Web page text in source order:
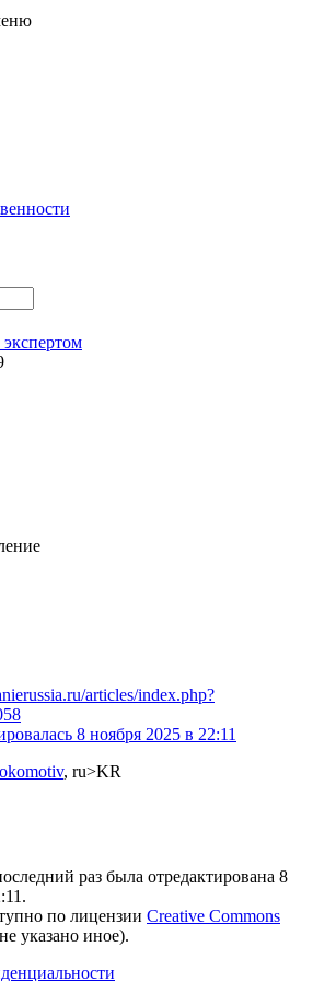
экспертом
articles/index.php?
8 ноября 2025 в 22:11
, ru>KR
раз была отредактирована 8
по лицензии Creative Commons
указано иное).